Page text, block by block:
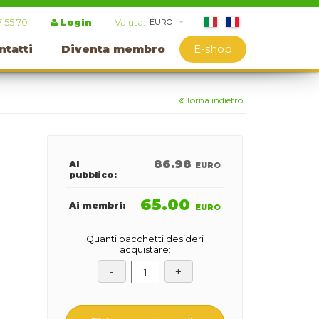
Valuta:
Login
55 70
Diventa membro E-shop
Torna indietro
Al
pubblico:
86.98 EURO
Ai membri: 65.00 EURO
Quanti pacchetti desideri
acquistare: